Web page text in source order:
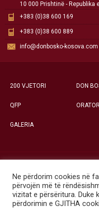
10 000 Prishtinë - Republika
+383 (0)38 600 169
+383 (0)38 600 889
info@donbosko-kosova.com
200 VJETORI DON
QFP
GALERIA
Ne përdorim cookies në
përvojën më të
vizitat e përsëritura. Duke
përdorimin e GJITHA